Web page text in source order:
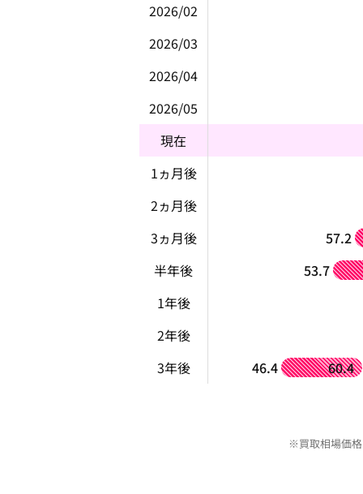
2026/02
2026/03
2026/04
2026/05
現在
1ヵ月後
2ヵ月後
3ヵ月後
57.2
半年後
53.7
1年後
2年後
3年後
46.4 60.4
※買取相場価